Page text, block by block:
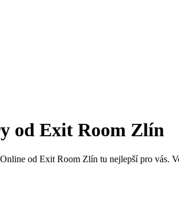
od Exit Room Zlín
od Exit Room Zlín tu nejlepší pro vás.